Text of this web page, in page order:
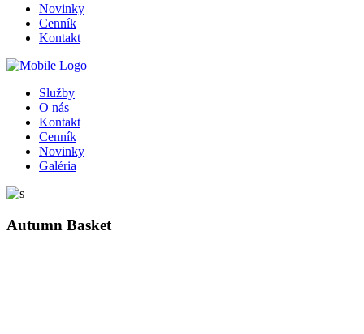
Novinky
Cenník
Kontakt
Služby
O nás
Kontakt
Cenník
Novinky
Galéria
Autumn Basket